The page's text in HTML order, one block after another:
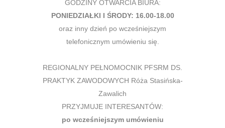
GODZINY OTWARCIA BIURA:
PONIEDZIAŁKI I ŚRODY: 16.00-18.00
oraz inny dzień po wcześniejszym
telefonicznym umówieniu się.
REGIONALNY PEŁNOMOCNIK PFSRM DS.
PRAKTYK ZAWODOWYCH Róża Stasińska-
Zawalich
PRZYJMUJE INTERESANTÓW:
po wcześniejszym umówieniu